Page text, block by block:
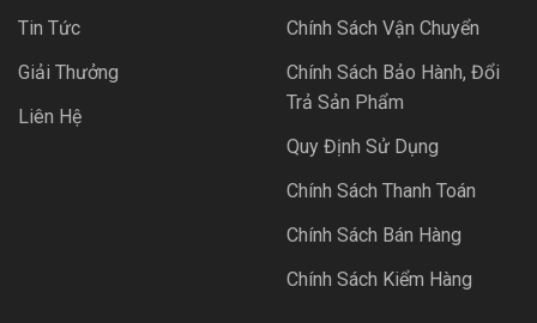
Tin Tức
Giải Thưởng
Liên Hệ
Chính Sách Vận Chuyển
Chính Sách Bảo Hành, Đổi
Trả Sản Phẩm
Quy Định Sử Dụng
Chính Sách Thanh Toán
Chính Sách Bán Hàng
Chính Sách Kiểm Hàng